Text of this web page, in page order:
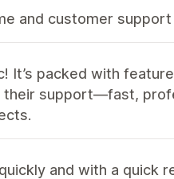
and customer support
It’s packed with
support—fast,
and with a quick